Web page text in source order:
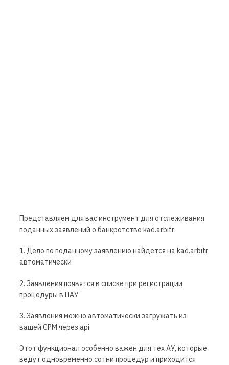
Представляем для вас инструмент для отслеживания
поданных заявлений о банкротстве kad.arbitr:
1. Дело по поданному заявлению найдется на kad.arbitr
автоматически
2. Заявления появятся в списке при регистрации
процедуры в ПАУ
3. Заявления можно автоматически загружать из
вашей СРМ через api
Этот функционал особенно важен для тех АУ, которые
ведут одновременно сотни процедур и приходится